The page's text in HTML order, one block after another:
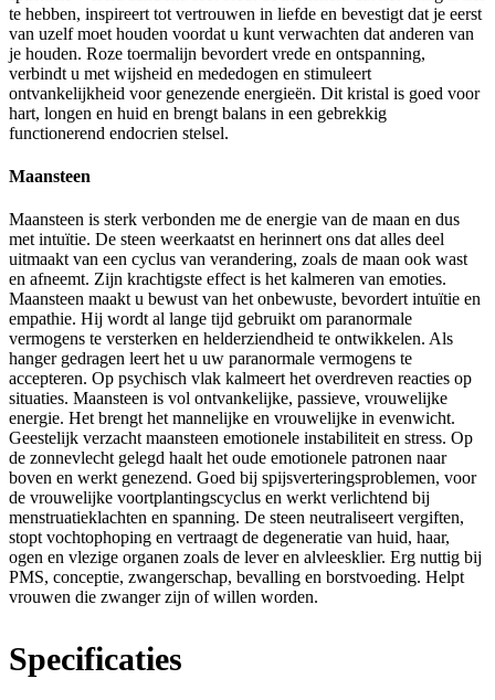
te hebben, inspireert tot vertrouwen in liefde en bevestigt dat je eerst
van uzelf moet houden voordat u kunt verwachten dat anderen van
je houden. Roze toermalijn bevordert vrede en ontspanning,
verbindt u met wijsheid en mededogen en stimuleert
ontvankelijkheid voor genezende energieën. Dit kristal is goed voor
hart, longen en huid en brengt balans in een gebrekkig
functionerend endocrien stelsel.
Maansteen
Maansteen is sterk verbonden me de energie van de maan en dus
met intuïtie. De steen weerkaatst en herinnert ons dat alles deel
uitmaakt van een cyclus van verandering, zoals de maan ook wast
en afneemt. Zijn krachtigste effect is het kalmeren van emoties.
Maansteen maakt u bewust van het onbewuste, bevordert intuïtie en
empathie. Hij wordt al lange tijd gebruikt om paranormale
vermogens te versterken en helderziendheid te ontwikkelen. Als
hanger gedragen leert het u uw paranormale vermogens te
accepteren. Op psychisch vlak kalmeert het overdreven reacties op
situaties. Maansteen is vol ontvankelijke, passieve, vrouwelijke
energie. Het brengt het mannelijke en vrouwelijke in evenwicht.
Geestelijk verzacht maansteen emotionele instabiliteit en stress. Op
de zonnevlecht gelegd haalt het oude emotionele patronen naar
boven en werkt genezend. Goed bij spijsverteringsproblemen, voor
de vrouwelijke voortplantingscyclus en werkt verlichtend bij
menstruatieklachten en spanning. De steen neutraliseert vergiften,
stopt vochtophoping en vertraagt de degeneratie van huid, haar,
ogen en vlezige organen zoals de lever en alvleesklier. Erg nuttig bij
PMS, conceptie, zwangerschap, bevalling en borstvoeding. Helpt
vrouwen die zwanger zijn of willen worden.
Specificaties